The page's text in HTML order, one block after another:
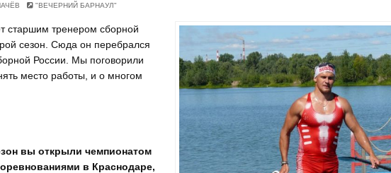
"ВЕЧЕРНИЙ БАРНАУЛ"
старшим тренером сборной
сезон. Сюда он перебрался
России. Мы поговорили
место работы, и о многом
вы открыли чемпионатом
в Краснодаре,